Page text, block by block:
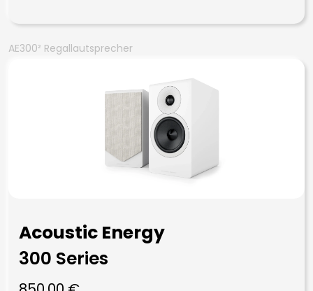
AE300² Regallautsprecher
Acoustic Energy
300 Series